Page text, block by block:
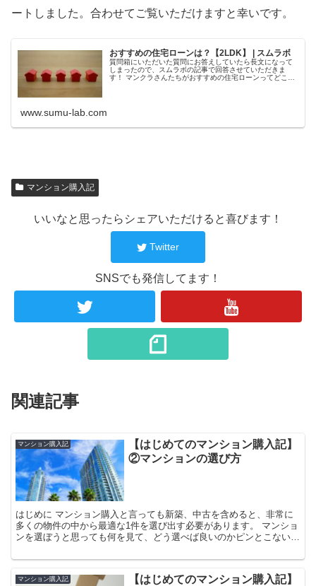
ートしました。合わせてご覧いただけますと幸いです。
おすすめの住宅ローンは？【2LDK】 | スムラボ
質問箱にいただいた質問にお答えしていたら長文になって
しまったので、スムラボの記事で回答させていただきま
す！ マンクラさんたちがおすすめの住宅ローンってどこで
www.sumu-lab.com
マンション購入記
いいなと思ったらシェアいただけると喜びます！
Twitter
SNSでも発信してます！
関連記事
マンション購入記
【はじめてのマンション購入記】
②マンションの選び方
はじめに マンション購入と言っても新築、中古を含めると、非常に
多くの物件の中から最適な1件を選び出す必要があります。 マンショ
ンを選ぼうと思っても何を見て、どう選べば良いのかピンとこない方
マンション購入記
【はじめてのマンション購入記】